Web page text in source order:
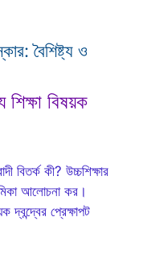
বৈশিষ্ট্য ও
বিষয়ক
বিতর্ক কী? উচ্চশিক্ষার
আলোচনা কর।
দ্বন্দ্বের প্রেক্ষাপট